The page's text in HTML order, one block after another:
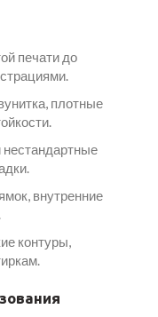
печати до
плотные
внутренние
контуры,